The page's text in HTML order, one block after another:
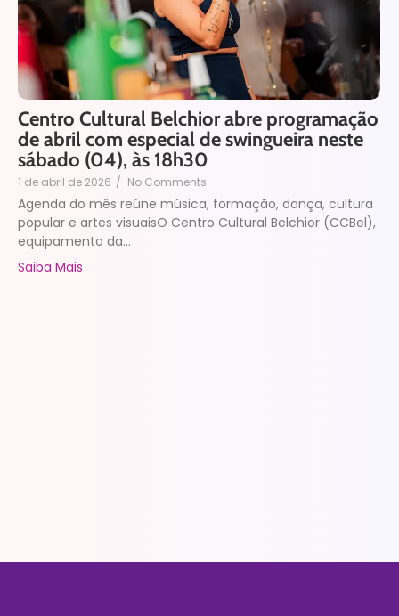
Centro Cultural Belchior abre programação
de abril com especial de swingueira neste
sábado (04), às 18h30
1 de abril de 2026 / No Comments
Agenda do mês reúne música, formação, dança, cultura
popular e artes visuaisO Centro Cultural Belchior (CCBel),
equipamento da...
Saiba Mais